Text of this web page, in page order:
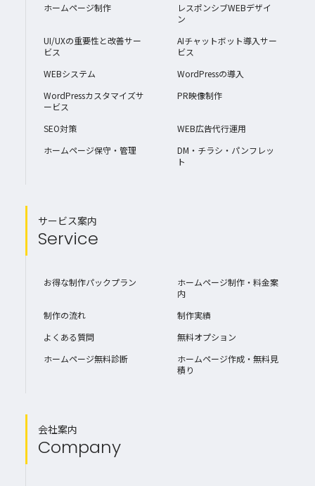
ホームページ制作
レスポンシブWEBデザイ
ン
UI/UXの重要性と改善サー
ビス
AIチャットボット導入サー
ビス
WEBシステム
WordPressの導入
WordPressカスタマイズサ
ービス
PR映像制作
SEO対策
WEB広告代行運用
ホームページ保守・管理
DM・チラシ・パンフレッ
ト
サービス案内
Service
お得な制作パックプラン
ホームページ制作・料金案
内
制作の流れ
制作実績
よくある質問
無料オプション
ホームページ無料診断
ホームページ作成・無料見
積り
会社案内
Company